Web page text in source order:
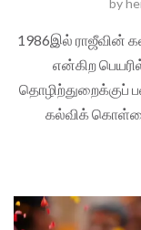
1986இல் ராஜீவின்
என்கிற
தொழிற்துறைக்குப்
கல்விக்